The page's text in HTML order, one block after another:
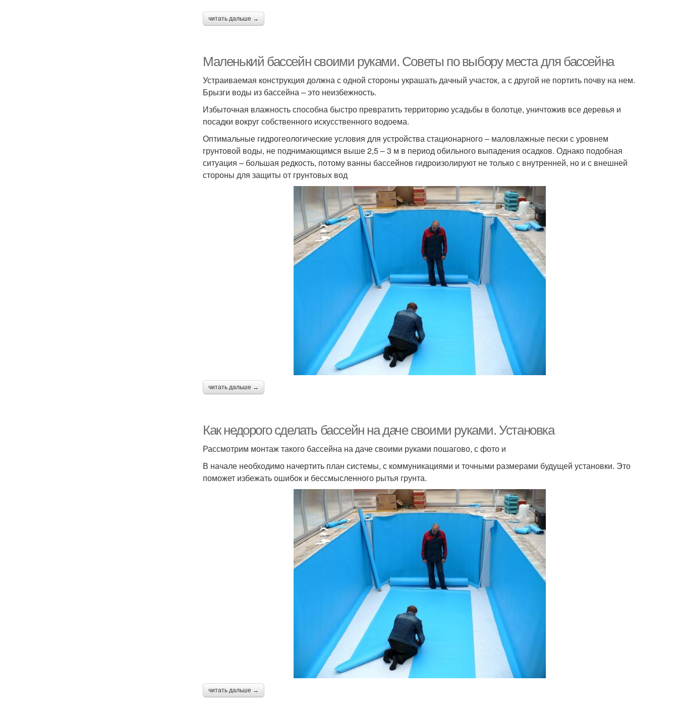
читать дальше →
Маленький бассейн своими руками. Советы по выбору места для бассейна
Устраиваемая конструкция должна с одной стороны украшать дачный участок, а с другой не портить почву на нем.
Брызги воды из бассейна – это неизбежность.
Избыточная влажность способна быстро превратить территорию усадьбы в болотце, уничтожив все деревья и
посадки вокруг собственного искусственного водоема.
Оптимальные гидрогеологические условия для устройства стационарного – маловлажные пески с уровнем
грунтовой воды, не поднимающимся выше 2,5 – 3 м в период обильного выпадения осадков. Однако подобная
ситуация – большая редкость, потому ванны бассейнов гидроизолируют не только с внутренней, но и с внешней
стороны для защиты от грунтовых вод
читать дальше →
Как недорого сделать бассейн на даче своими руками. Установка
Рассмотрим монтаж такого бассейна на даче своими руками пошагово, с фото и
В начале необходимо начертить план системы, с коммуникациями и точными размерами будущей установки. Это
поможет избежать ошибок и бессмысленного рытья грунта.
читать дальше →